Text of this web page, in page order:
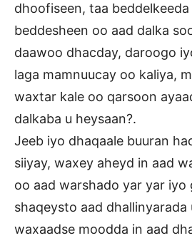
dhoofiseen, taa
beddesheen oo aad dalka
daawoo dhacday, daroogo
laga mamnuucay oo kaliya,
waxtar kale oo qarsoon
dalkaba u heysaan?.
Jeeb iyo dhaqaale buuran
siiyay, waxey aheyd in aad
oo aad warshado yar yar iyo
shaqeysto aad dhallinyarada
waxaadse moodda in aad